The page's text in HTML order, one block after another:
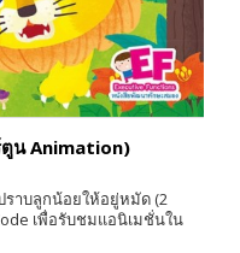
ตูน Animation)
าบลูกน้อยให้อยู่หมัด (2
เพื่อรับชมแอนิเมชั่นใน